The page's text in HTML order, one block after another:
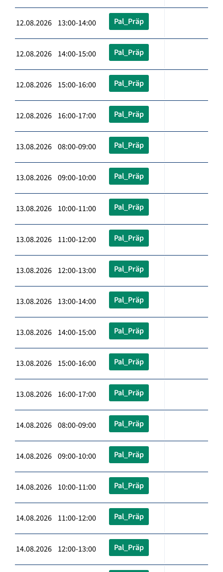
12.08.2026 13:00-14:00 Pal_Präp
12.08.2026 14:00-15:00 Pal_Präp
12.08.2026 15:00-16:00 Pal_Präp
12.08.2026 16:00-17:00 Pal_Präp
13.08.2026 08:00-09:00 Pal_Präp
13.08.2026 09:00-10:00 Pal_Präp
13.08.2026 10:00-11:00 Pal_Präp
13.08.2026 11:00-12:00 Pal_Präp
13.08.2026 12:00-13:00 Pal_Präp
13.08.2026 13:00-14:00 Pal_Präp
13.08.2026 14:00-15:00 Pal_Präp
13.08.2026 15:00-16:00 Pal_Präp
13.08.2026 16:00-17:00 Pal_Präp
14.08.2026 08:00-09:00 Pal_Präp
14.08.2026 09:00-10:00 Pal_Präp
14.08.2026 10:00-11:00 Pal_Präp
14.08.2026 11:00-12:00 Pal_Präp
14.08.2026 12:00-13:00 Pal_Präp